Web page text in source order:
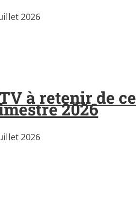
2026
à retenir de ce
2026
2026